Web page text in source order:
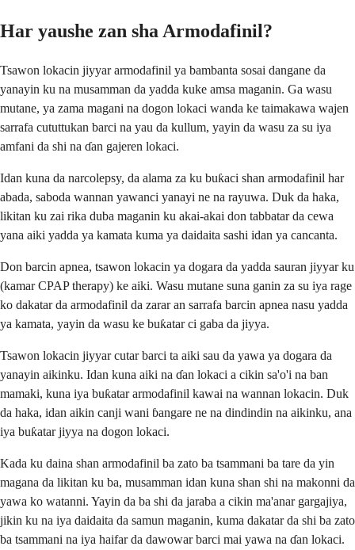
Har yaushe zan sha Armodafinil?
Tsawon lokacin jiyyar armodafinil ya bambanta sosai dangane da
yanayin ku na musamman da yadda kuke amsa maganin. Ga wasu
mutane, ya zama magani na dogon lokaci wanda ke taimakawa wajen
sarrafa cututtukan barci na yau da kullum, yayin da wasu za su iya
amfani da shi na ɗan gajeren lokaci.
Idan kuna da narcolepsy, da alama za ku buƙaci shan armodafinil har
abada, saboda wannan yawanci yanayi ne na rayuwa. Duk da haka,
likitan ku zai rika duba maganin ku akai-akai don tabbatar da cewa
yana aiki yadda ya kamata kuma ya daidaita sashi idan ya cancanta.
Don barcin apnea, tsawon lokacin ya dogara da yadda sauran jiyyar ku
(kamar CPAP therapy) ke aiki. Wasu mutane suna ganin za su iya rage
ko dakatar da armodafinil da zarar an sarrafa barcin apnea nasu yadda
ya kamata, yayin da wasu ke buƙatar ci gaba da jiyya.
Tsawon lokacin jiyyar cutar barci ta aiki sau da yawa ya dogara da
yanayin aikinku. Idan kuna aiki na ɗan lokaci a cikin sa'o'i na ban
mamaki, kuna iya buƙatar armodafinil kawai na wannan lokacin. Duk
da haka, idan aikin canji wani ɓangare ne na dindindin na aikinku, ana
iya buƙatar jiyya na dogon lokaci.
Kada ku daina shan armodafinil ba zato ba tsammani ba tare da yin
magana da likitan ku ba, musamman idan kuna shan shi na makonni da
yawa ko watanni. Yayin da ba shi da jaraba a cikin ma'anar gargajiya,
jikin ku na iya daidaita da samun maganin, kuma dakatar da shi ba zato
ba tsammani na iya haifar da dawowar barci mai yawa na ɗan lokaci.